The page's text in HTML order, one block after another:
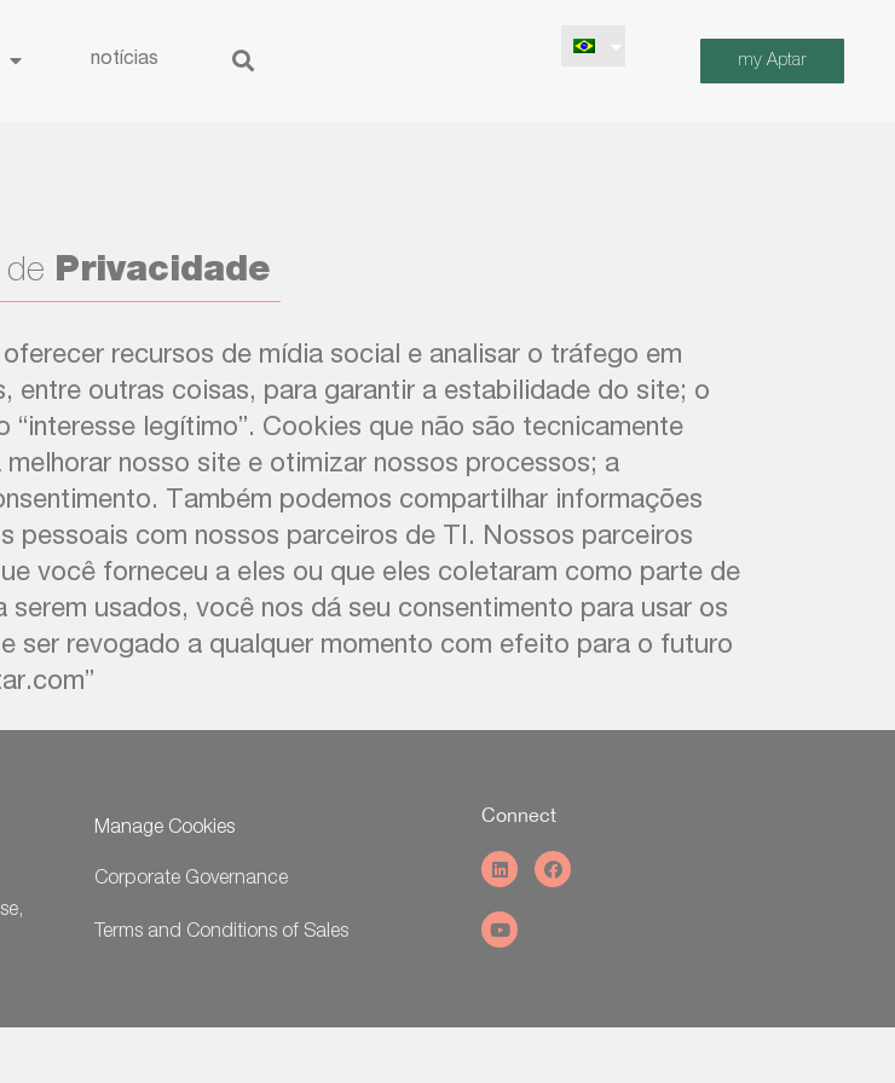
notícias my Aptar
de Privacidade
recursos de mídia social e analisar o tráfego em
entre outras coisas, para garantir a estabilidade do site; o
legítimo”. Cookies que não são tecnicamente
nosso site e otimizar nossos processos; a
Também podemos compartilhar informações
pessoais com nossos parceiros de TI. Nossos parceiros
você forneceu a eles ou que eles coletaram como parte de
usados, você nos dá seu consentimento para usar os
ser revogado a qualquer momento com efeito para o futuro
Manage Cookies
Corporate Governance
Terms and Conditions of Sales
Connect